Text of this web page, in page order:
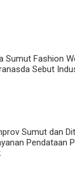
Sumut Fashion
Sebut
Sumut dan
Pendataan